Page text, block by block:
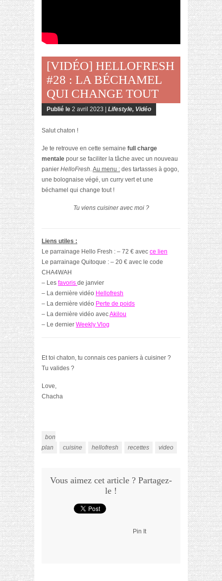
[VIDÉO] HELLOFRESH
#28 : LA BÉCHAMEL
QUI CHANGE TOUT
Publié le 2 avril 2023 | Lifestyle, Vidéo
Salut chaton !
Je te retrouve en cette semaine full charge
mentale pour se faciliter la tâche avec un nouveau
panier HelloFresh.Au menu : des tartasses à gogo,
une bolognaise végé, un curry vert et une
béchamel qui change tout !
Tu viens cuisiner avec moi ?
Liens utiles :
Le parrainage Hello Fresh : – 72 € avec ce lien
Le parrainage Quitoque : – 20 € avec le code
CHA4WAH
– Les favoris de janvier
– La dernière vidéo Hellofresh
– La dernière vidéo Perte de poids
– La dernière vidéo avecAkilou
– Le dernier Weekly Vlog
Et toi chaton, tu connais ces paniers à cuisiner ?
Tu valides ?
Love,
Chacha
bon
plan
cuisine hellofresh recettes video
Vous aimez cet article ? Partagez-
le !
Pin It